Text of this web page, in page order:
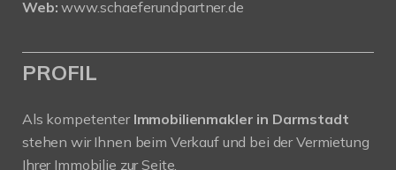
Web: www.schaeferundpartner.de
PROFIL
Als kompetenter Immobilienmakler in Darmstadt
stehen wir Ihnen beim Verkauf und bei der Vermietung
Ihrer Immobilie zur Seite.